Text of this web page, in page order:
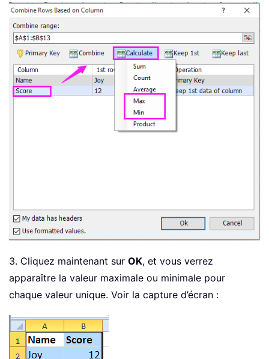
3. Cliquez maintenant sur OK, et vous verrez
apparaître la valeur maximale ou minimale pour
chaque valeur unique. Voir la capture d’écran :